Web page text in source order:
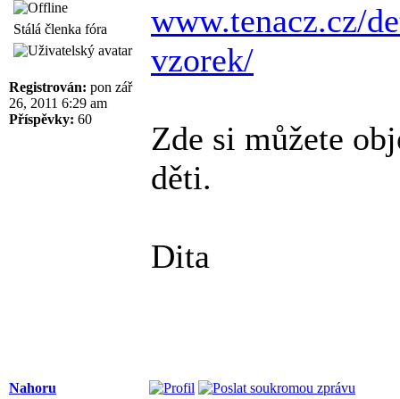
Stálá členka fóra
Registrován: pon zář
26, 2011 6:29 am
Příspěvky: 60
www.tenacz.cz/
vzorek/
Zde si můžete
děti.
Dita
Nahoru